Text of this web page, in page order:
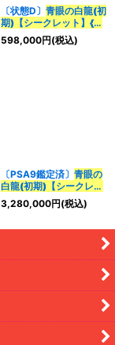
〔状態D〕 青眼の白龍(初
期)【シークレット】{-}
《モンスター》
598,000円(税込)
〔PSA9鑑定済〕 青眼の
白龍(初期)【シークレッ
ト】{-} 《モンスター》
3,280,000円(税込)